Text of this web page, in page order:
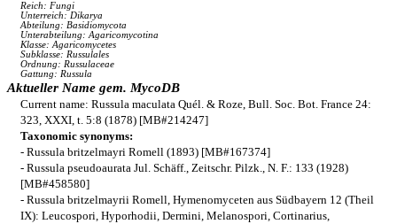
Reich: Fungi
Unterreich: Dikarya
Abteilung: Basidiomycota
Unterabteilung: Agaricomycotina
Klasse: Agaricomycetes
Subklasse: Russulales
Ordnung: Russulaceae
Gattung: Russula
Aktueller Name gem. MycoDB
Current name: Russula maculata Quél. & Roze, Bull. Soc. Bot. France 24:
323, XXXI, t. 5:8 (1878) [MB#214247]
Taxonomic synonyms:
- Russula britzelmayri Romell (1893) [MB#167374]
- Russula pseudoaurata Jul. Schäff., Zeitschr. Pilzk., N. F.: 133 (1928)
[MB#458580]
- Russula britzelmayrii Romell, Hymenomyceten aus Südbayern 12 (Theil
IX): Leucospori, Hyporhodii, Dermini, Melanospori, Cortinarius,